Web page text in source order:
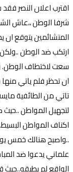
اقترب اعلان النصر
شرفا الوطن ،،عاش
المتشائمين يتوقع ان
ارتكب ضد الوطن
سعت لاختطاف الوطن.
ان تحظر فلم ياتي منها
تاتي من الطائفية
لتجهيل المواطن ..حيث
اكتاف المواطن
..واصبح هنالك خمس
علماني يدعوا ضد
الواقع لم